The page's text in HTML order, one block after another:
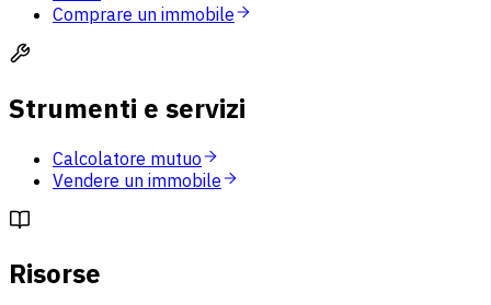
Comprare un immobile
Strumenti e servizi
Calcolatore mutuo
Vendere un immobile
Risorse